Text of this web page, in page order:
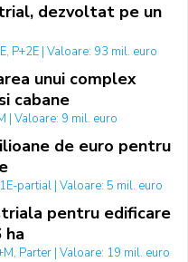
dezvoltat pe un
P+2E | Valoare: 93 mil. euro
unui complex
cabane
| Valoare: 9 mil. euro
de euro pentru
partial | Valoare: 5 mil. euro
pentru edificare
Parter | Valoare: 19 mil. euro